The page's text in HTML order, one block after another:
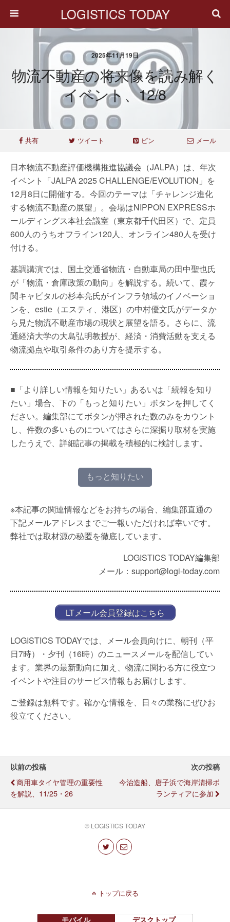
LOGISTICS TODAY
2025年11月19日
物流不動産の将来像を読み解く
イベント、12/8
共有 ツイート ピン メール
日本物流不動産評価機構推進協議会（JALPA）は、年次
イベント「JALPA 2025 CHALLENGE/EVOLUTION」を
12月8日に開催する。今回のテーマは「チャレンジ進化
する物流不動産の展望」。会場はNIPPON EXPRESSホ
ールディングス本社会議室（東京都千代田区）で、定員
600人のうちオフライン120人、オンライン480人を受け
付ける。
基調講演では、国土交通省物流・自動車局の田中聖也氏
が「物流・倉庫政策の動向」を解説する。続いて、霞ヶ
関キャピタルの杉本亮氏がインフラ領域のイノベーショ
ンを、estie（エスティ、港区）の中村優文氏がデータか
ら見た物流不動産市場の現状と展望を語る。さらに、流
通経済大学の大島弘明教授が、経済・消費活動を支える
物流拠点や取引条件のあり方を提示する。
■「より詳しい情報を知りたい」あるいは「続報を知り
たい」場合、下の「もっと知りたい」ボタンを押してく
ださい。編集部にてボタンが押された数のみをカウント
し、件数の多いものについてはさらに深掘り取材を実施
したうえで、詳細記事の掲載を積極的に検討します。
もっと知りたい
※本記事の関連情報などをお持ちの場合、編集部直通の
下記メールアドレスまでご一報いただければ幸いです。
弊社では取材源の秘匿を徹底しています。
LOGISTICS TODAY編集部
メール：support@logi-today.com
LTメール会員登録はこちら
LOGISTICS TODAYでは、メール会員向けに、朝刊（平
日7時）・夕刊（16時）のニュースメールを配信してい
ます。業界の最新動向に加え、物流に関わる方に役立つ
イベントや注目のサービス情報もお届けします。
ご登録は無料です。確かな情報を、日々の業務にぜひお
役立てください。
以前の投稿
商用車タイヤ管理の重要性
を解説、11/25・26
次の投稿
今治造船、唐子浜で海岸清掃ボ
ランティアに参加
© LOGISTICS TODAY
トップに戻る
モバイル デスクトップ